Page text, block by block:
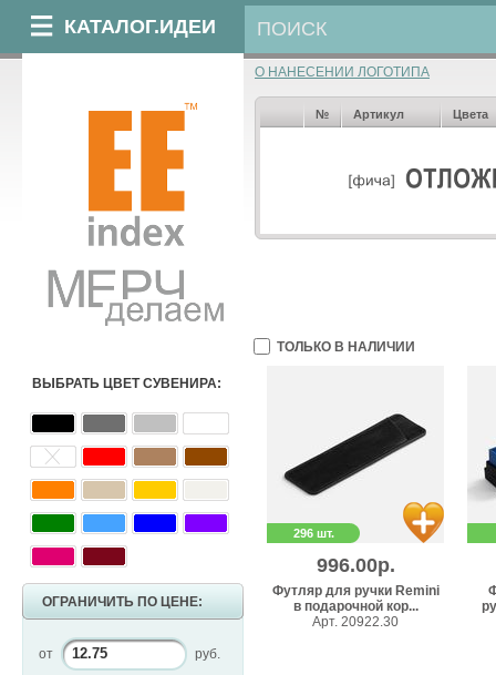
КАТАЛОГ.ИДЕИ
ВЫБРАТЬ ЦВЕТ СУВЕНИРА:
ОГРАНИЧИТЬ ПО ЦЕНЕ:
от руб.
О НАНЕСЕНИИ ЛОГОТИПА
№ Артикул Цвета
ТОЛЬКО В НАЛИЧИИ
296 шт.
996.00р.
Футляр для ручки Remini
в подарочной кор...
Арт. 20922.30